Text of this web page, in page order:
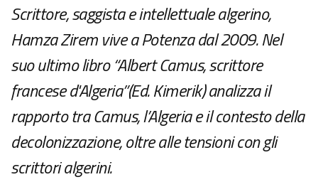
Scrittore, saggista e intellettuale algerino,
Hamza Zirem vive a Potenza dal 2009. Nel
suo ultimo libro “Albert Camus, scrittore
francese d'Algeria”(Ed. Kimerik) analizza il
rapporto tra Camus, l’Algeria e il contesto della
decolonizzazione, oltre alle tensioni con gli
scrittori algerini.